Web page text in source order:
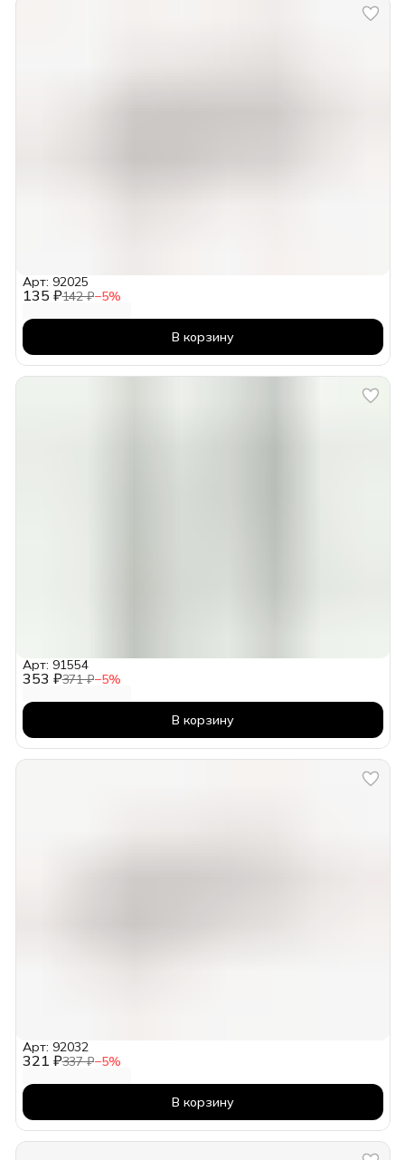
135 ₽142 ₽−5%
Арт: 92025
В корзину
353 ₽371 ₽−5%
Арт: 91554
В корзину
321 ₽337 ₽−5%
Арт: 92032
В корзину